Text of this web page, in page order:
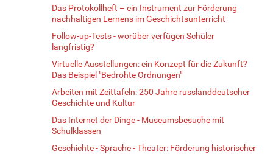
Das Protokollheft – ein Instrument zur Förderung
nachhaltigen Lernens im Geschichtsunterricht
Follow-up-Tests - worüber verfügen Schüler
langfristig?
Virtuelle Ausstellungen: ein Konzept für die Zukunft?
Das Beispiel "Bedrohte Ordnungen"
Arbeiten mit Zeittafeln: 250 Jahre russlanddeutscher
Geschichte und Kultur
Das Internet der Dinge - Museumsbesuche mit
Schulklassen
Geschichte - Sprache - Theater: Förderung historischer